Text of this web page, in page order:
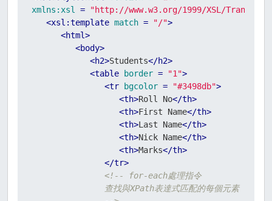
xmlns:xsl
=
"http://www.w3.org/1999/XSL/
<xsl:template match = "/">
<html>
<body>
<h2>Students</h2>
<table border = "1">
<tr bgcolor = "#3498db">
<th>Roll No</th>
<th>First Name</th>
<th>Last Name</th>
<th>Nick Name</th>
<th>Marks</th>
</tr>
<!-- for-each處理指令
               查找與XPath表達式匹配的每個元素